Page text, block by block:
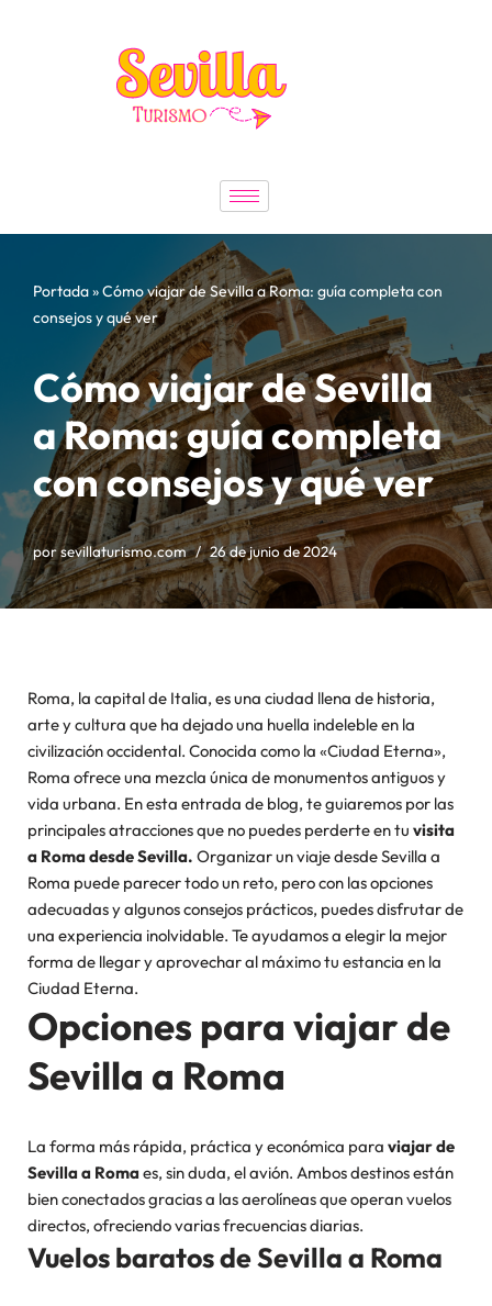
Portada»Cómo viajar de Sevilla a Roma: guía completa con
consejos y qué ver
Cómo viajar de Sevilla
a Roma: guía completa
con consejos y qué ver
porsevillaturismo.com 26 de junio de 2024
Roma, la capital de Italia, es una ciudad llena de historia,
arte y cultura que ha dejado una huella indeleble en la
civilización occidental. Conocida como la «Ciudad Eterna»,
Roma ofrece una mezcla única de monumentos antiguos y
vida urbana. En esta entrada de blog, te guiaremos por las
principales atracciones que no puedes perderte en tu visita
a Roma desde Sevilla. Organizar un viaje desde Sevilla a
Roma puede parecer todo un reto, pero con las opciones
adecuadas y algunos consejos prácticos, puedes disfrutar de
una experiencia inolvidable. Te ayudamos a elegir la mejor
forma de llegar y aprovechar al máximo tu estancia en la
Ciudad Eterna.
Opciones para viajar de
Sevilla a Roma
La forma más rápida, práctica y económica para viajar de
Sevilla a Romaes, sin duda, el avión. Ambos destinos están
bien conectados gracias a las aerolíneas que operan vuelos
directos, ofreciendo varias frecuencias diarias.
Vuelos baratos de Sevilla a Roma